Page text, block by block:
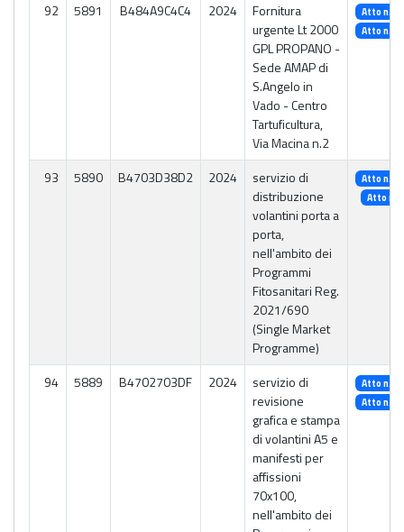
92 5891 B484A9C4C4 2024
Fornitura
urgente Lt 2000
GPL PROPANO -
Sede AMAP di
S.Angelo in
Vado - Centro
Tartuficultura,
Via Macina n.2
Atto n.
Atto n.
93 5890 B4703D38D2 2024
servizio di
distribuzione
volantini porta a
porta,
nell'ambito dei
Programmi
Fitosanitari Reg.
2021/690
(Single Market
Programme)
Atto n.
Atto n.
94 5889 B4702703DF 2024
servizio di
revisione
grafica e stampa
di volantini A5 e
manifesti per
affissioni
70x100,
nell'ambito dei
Atto n.
Atto n.